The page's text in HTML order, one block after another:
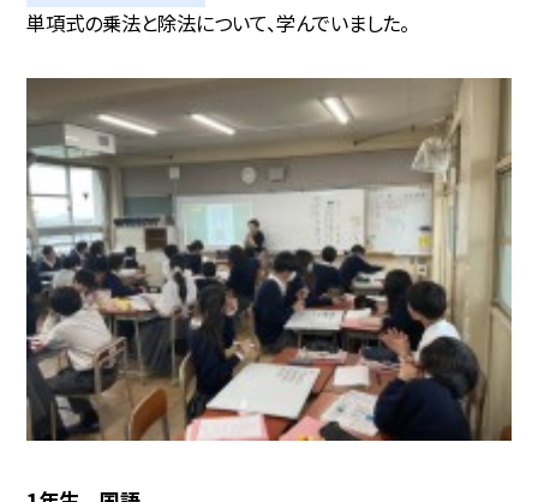
単項式の乗法と除法について、学んでいました。